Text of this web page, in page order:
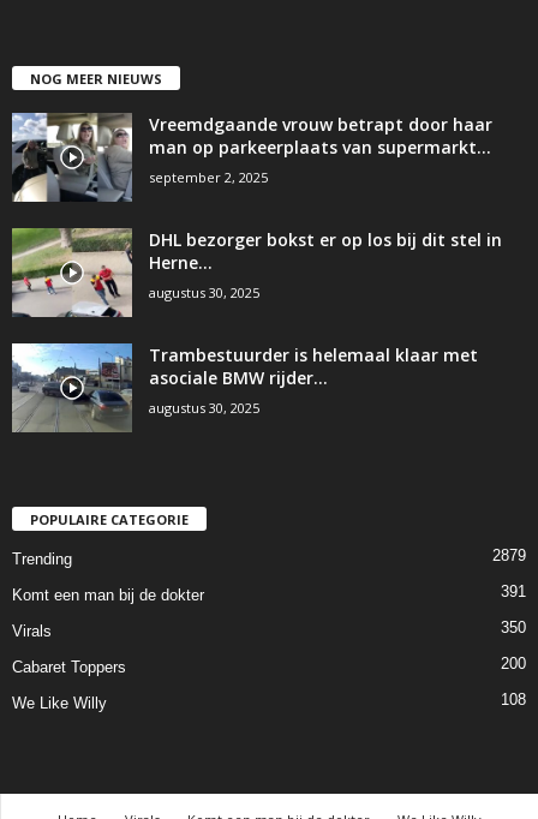
NOG MEER NIEUWS
Vreemdgaande vrouw betrapt door haar
man op parkeerplaats van supermarkt…
september 2, 2025
DHL bezorger bokst er op los bij dit stel in
Herne…
augustus 30, 2025
Trambestuurder is helemaal klaar met
asociale BMW rijder…
augustus 30, 2025
POPULAIRE CATEGORIE
Trending 2879
Komt een man bij de dokter 391
Virals 350
Cabaret Toppers 200
We Like Willy 108